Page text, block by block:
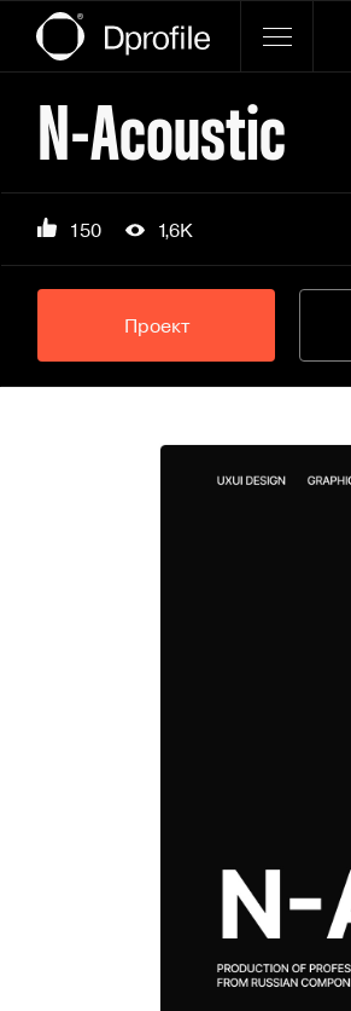
N-Acoustic
150 1,6K
Проект